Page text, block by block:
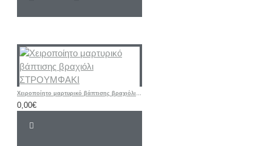
Χειροποίητο μαρτυρικό βάπτισης βραχιόλι ΣΤΡΟΥΜΦΑΚΙ
0,00€